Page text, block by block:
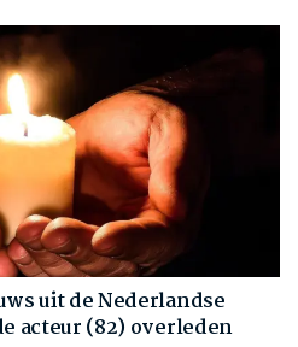
uit de Nederlandse
acteur (82) overleden